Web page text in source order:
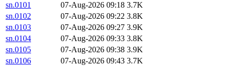
sn.0101
07-Aug-2026 09:18 3.7K
sn.0102
07-Aug-2026 09:22 3.8K
sn.0103
07-Aug-2026 09:27 3.9K
sn.0104
07-Aug-2026 09:33 3.8K
sn.0105
07-Aug-2026 09:38 3.9K
sn.0106
07-Aug-2026 09:43 3.7K